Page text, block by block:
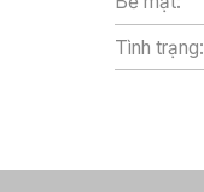
Tình trạng: